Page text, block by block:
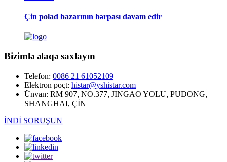
Çin polad bazarının bərpası davam edir
Bizimlə əlaqə saxlayın
Telefon: 0086 21 61052109
Elektron poçt: histar@yshistar.com
Ünvan: RM 907, NO.377, JINGAO YOLU, PUDONG,
SHANGHAI, ÇİN
İNDİ SORUŞUN